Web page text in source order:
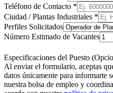
Teléfono de Contacto *
Ciudad / Plantas Industriales *
Perfiles Solicitados
Número Estimado de Vacantes
Especificaciones del Puesto
Al enviar el formulario, aceptas
datos únicamente para informarte
nuestra bolsa de empleo y